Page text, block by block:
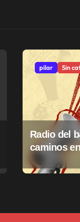
pilar Sin
Radio del
caminos